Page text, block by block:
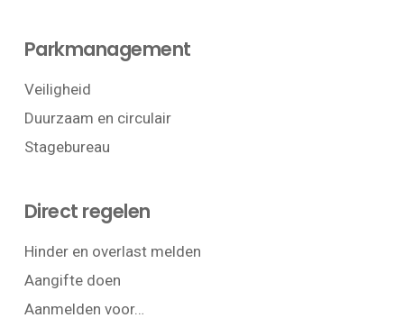
Parkmanagement
Veiligheid
Duurzaam en circulair
Stagebureau
Direct regelen
Hinder en overlast melden
Aangifte doen
Aanmelden voor…